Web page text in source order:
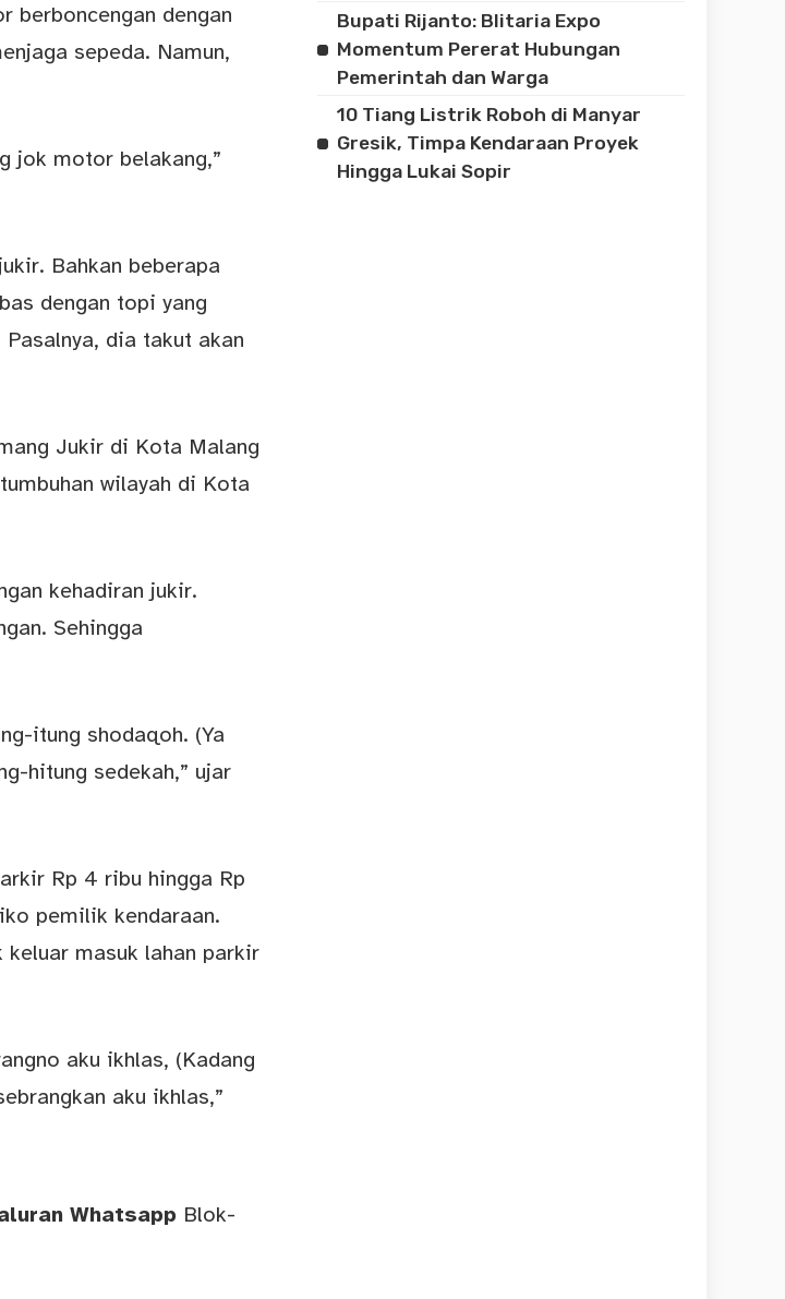
berboncengan dengan
sepeda. Namun,
jok motor belakang,”
Bahkan beberapa
dengan topi yang
dia takut akan
Jukir di Kota Malang
wilayah di Kota
kehadiran jukir.
Sehingga
itung shodaqoh. (Ya
hitung sedekah,” ujar
Rp 4 ribu hingga Rp
pemilik kendaraan.
keluar masuk lahan parkir
aku ikhlas, (Kadang
aku ikhlas,”
Whatsapp Blok-
Bupati Rijanto: Blitaria Expo
Momentum Pererat Hubungan
Pemerintah dan Warga
10 Tiang Listrik Roboh di Manyar
Gresik, Timpa Kendaraan Proyek
Hingga Lukai Sopir